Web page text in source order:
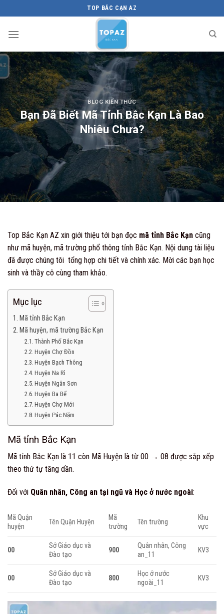
to
content
TOP BẮC CẠN AZ
BLOG KIẾN THỨC
Bạn Đã Biết Mã Tỉnh Bắc Kạn Là Bao
Nhiêu Chưa?
Top Bắc Kạn AZ xin giới thiệu tới bạn đọc mã tỉnh Bắc Kạn cũng
như mã huyện, mã trường phổ thông tỉnh Bắc Kạn. Nội dung tài liệu
đã được chúng tôi tổng hợp chi tiết và chính xác. Mời các bạn học
sinh và thầy cô cùng tham khảo.
Mục lục
Mã tỉnh Bắc Kạn
Mã huyện, mã trường Bắc Kạn
Thành Phố Bắc Kạn
Huyện Chợ Đồn
Huyện Bạch Thông
Huyện Na Rì
Huyện Ngân Sơn
Huyện Ba Bể
Huyện Chợ Mới
Huyện Pác Nặm
Mã tỉnh Bắc Kạn
Mã tỉnh Bắc Kạn là 11 còn Mã Huyện là từ 00 → 08 được sắp xếp
theo thứ tự tăng dần.
Đối với Quân nhân, Công an tại ngũ và Học ở nước ngoài:
Mã Quận
huyện
Tên Quận Huyện
Mã
trường
Tên trường
Khu
vực
00
Sở Giáo dục và
Đào tạo
900
Quân nhân, Công
an_11
KV3
00
Sở Giáo dục và
Đào tạo
800
Học ở nước
ngoài_11
KV3